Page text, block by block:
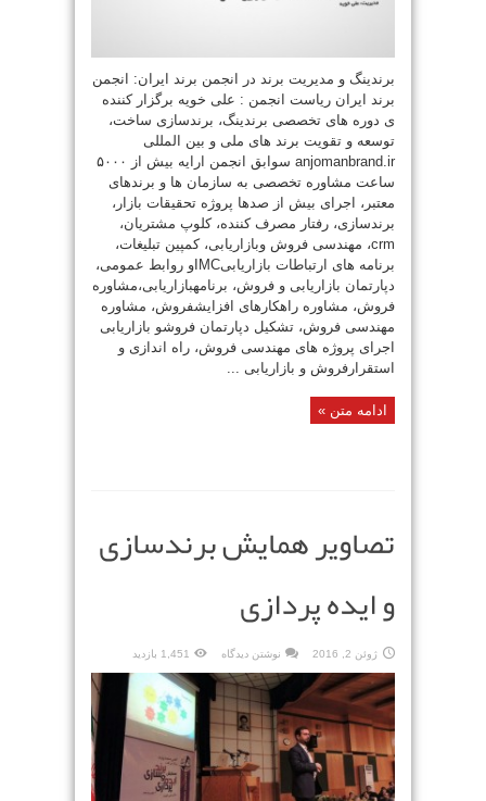
برندینگ و مدیریت برند در انجمن برند ایران: انجمن
برند ایران ریاست انجمن : علی خویه برگزار کننده
ی دوره های تخصصی برندینگ، برندسازی ساخت،
توسعه و تقویت برند های ملی و بین المللی
anjomanbrand.ir سوابق انجمن ارایه بیش از ۵۰۰۰
ساعت مشاوره تخصصی به سازمان ها و برندهای
معتبر، اجرای بیش از صدها پروژه تحقیقات بازار،
برندسازی، رفتار مصرف کننده، کلوپ مشتریان،
crm، مهندسی فروش وبازاریابی، کمپین تبلیغات،
برنامه های ارتباطات بازاریابیIMCو روابط عمومی،
دپارتمان بازاریابی و فروش، برنامهبازاریابی،مشاوره
فروش، مشاوره راهکارهای افزایشفروش، مشاوره
مهندسی فروش، تشکیل دپارتمان فروشو بازاریابی
اجرای پروژه های مهندسی فروش، راه اندازی و
استقرارفروش و بازاریابی ...
ادامه متن »
تصاویر همایش برندسازی
و ایده پردازی
ژوئن 2, 2016 نوشتن دیدگاه 1,451 بازدید